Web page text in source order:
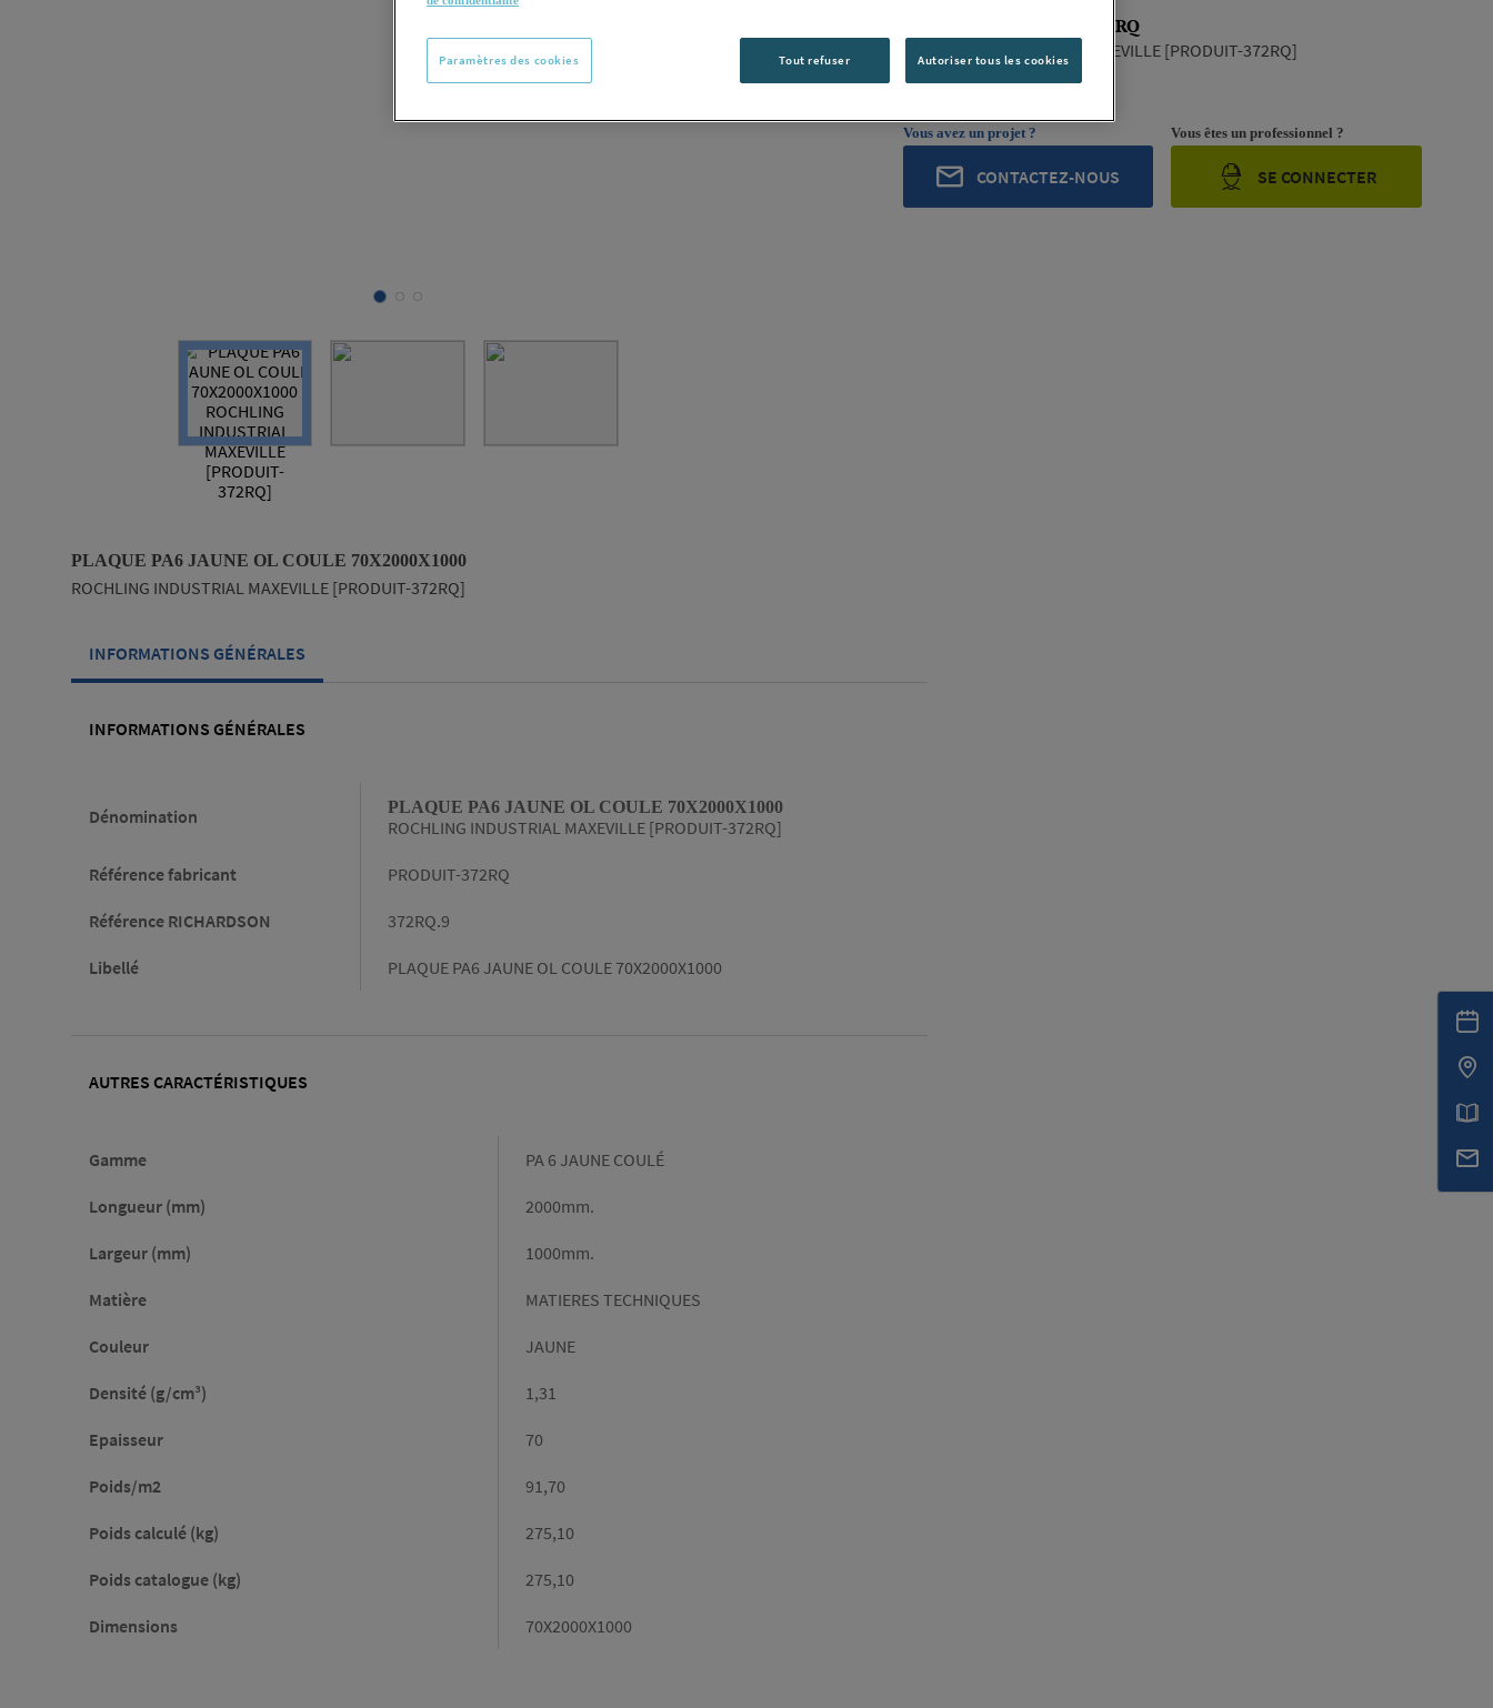
ROCHLING PRODUIT-372RQ
ROCHLING INDUSTRIAL MAXEVILLE [PRODUIT-372RQ]
Voir la description complète
Vous avez un projet ?
CONTACTEZ-NOUS
Vous êtes un professionnel ?
SE CONNECTER
PLAQUE PA6 JAUNE OL COULE 70X2000X1000
ROCHLING INDUSTRIAL MAXEVILLE [PRODUIT-372RQ]
INFORMATIONS GÉNÉRALES
INFORMATIONS GÉNÉRALES
Dénomination
PLAQUE PA6 JAUNE OL COULE 70X2000X1000
ROCHLING INDUSTRIAL MAXEVILLE [PRODUIT-372RQ]
Référence fabricant PRODUIT-372RQ
Référence RICHARDSON 372RQ.9
Libellé PLAQUE PA6 JAUNE OL COULE 70X2000X1000
AUTRES CARACTÉRISTIQUES
Gamme Gamme
PA 6 JAUNE COULÉ
Longueur (mm)
Longueur
2000mm.
Largeur (mm)
Largeur
1000mm.
Matière Matière
MATIERES TECHNIQUES
Couleur Couleur
JAUNE
Densité (g/cm³)
Densité
1,31
Epaisseur Epaisseur
70
Poids/m2 Poids/m2
91,70
Poids calculé (kg)
Poids
(kg)
275,10
Poids catalogue (kg)
Poids
(kg)
275,10
Dimensions Dimensions
70X2000X1000
Tout refuser Autoriser tous les cookies
Paramètres des cookies